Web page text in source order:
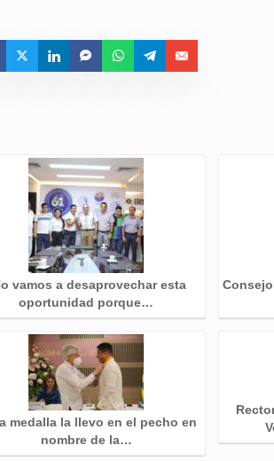
vamos a desaprovechar esta
oportunidad porque…
medalla la llevo en el pecho en
nombre de la…